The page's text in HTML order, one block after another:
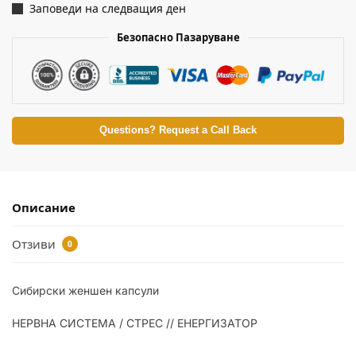
Заповеди на следващия ден
Безопасно Пазаруване
Questions? Request a Call Back
Описание
Отзиви 0
Сибирски женшен капсули
НЕРВНА СИСТЕМА / СТРЕС // ЕНЕРГИЗАТОР